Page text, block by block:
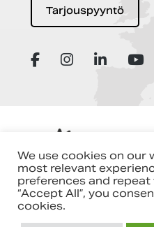
Tarjouspyyntö
We use cookies on our
most relevant
preferences and
“Accept All”, you
cookies.